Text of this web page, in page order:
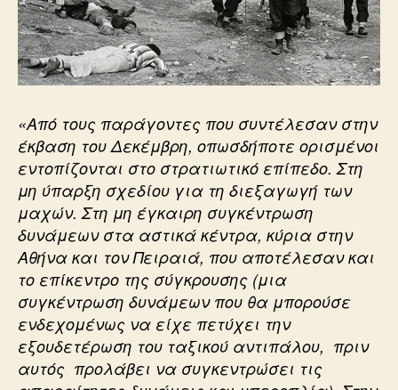
«Από τους παράγοντες που συντέλεσαν στην
έκβαση του Δεκέμβρη, οπωσδήποτε ορισμένοι
εντοπίζονται στο στρατιωτικό επίπεδο. Στη
μη ύπαρξη σχεδίου για τη διεξαγωγή των
μαχών. Στη μη έγκαιρη συγκέντρωση
δυνάμεων στα αστικά κέντρα, κύρια στην
Αθήνα και τον Πειραιά, που αποτέλεσαν και
το επίκεντρο της σύγκρουσης (μια
συγκέντρωση δυνάμεων που θα μπορούσε
ενδεχομένως να είχε πετύχει την
εξουδετέρωση του ταξικού αντιπάλου, πριν
αυτός προλάβει να συγκεντρώσει τις